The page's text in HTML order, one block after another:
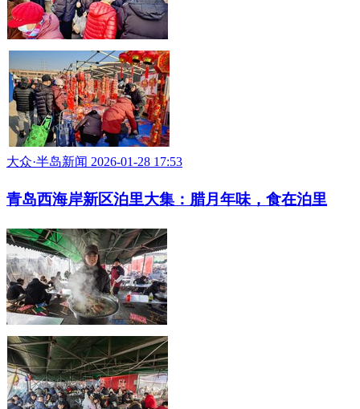
大众·半岛新闻 2026-01-28 17:53
青岛西海岸新区泊里大集：腊月年味，食在泊里